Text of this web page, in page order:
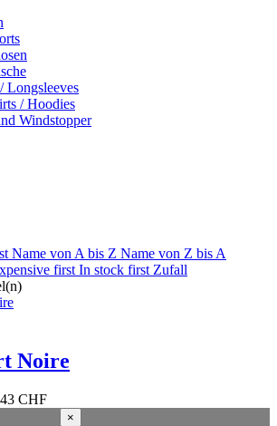
Longsleeves
/ Hoodies
Windstopper
Name von A bis Z Name von Z bis A
first In stock first Zufall
Noire
CHF
×